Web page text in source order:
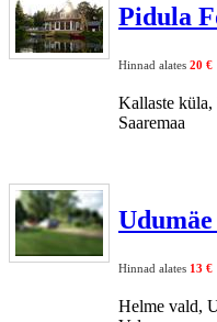
Pidula
Hinnad alates 20 €
Kallaste
Saaremaa
Hinnad alates 13 €
Helme vald,